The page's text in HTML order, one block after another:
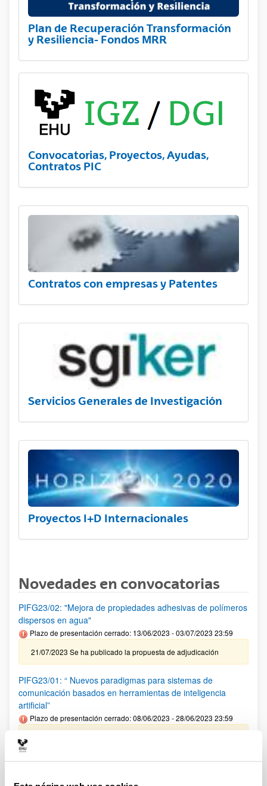
Plan de Recuperación Transformación
y Resiliencia- Fondos MRR
Convocatorias, Proyectos, Ayudas,
Contratos PIC
Contratos con empresas y Patentes
Servicios Generales de Investigación
Proyectos I+D Internacionales
Novedades en convocatorias
PIFG23/02: "Mejora de propiedades adhesivas de polímeros
dispersos en agua"
Plazo de presentación cerrado: 13/06/2023 - 03/07/2023 23:59
21/07/2023 Se ha publicado la propuesta de adjudicación
PIFG23/01: “ Nuevos paradigmas para sistemas de
comunicación basados en herramientas de inteligencia
artificial”
Plazo de presentación cerrado: 08/06/2023 - 28/06/2023 23:59
CONVOCATORIA AYUDAS PARA LA FINANCIACIÓN DE